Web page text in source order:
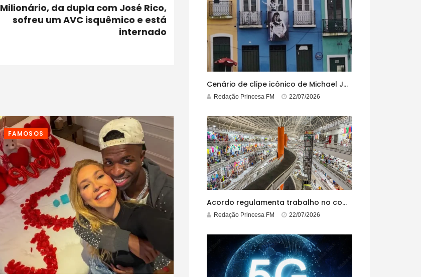
Milionário, da dupla com José Rico,
sofreu um AVC isquêmico e está
internado
FAMOSOS
Cenário de clipe icônico de Michael Jackson, casarão azul no centro do Pelourinho enfrenta ordem de desocupação
Redação Princesa FM 22/07/2026
Acordo regulamenta trabalho no comércio em feriados
Redação Princesa FM 22/07/2026